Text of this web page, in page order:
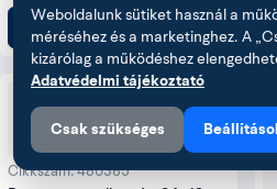
Kosárba
Cikkszám: 480385
Weboldalunk sütiket használ a
méréséhez és a marketinghez. A
kizárólag a működéshez
Adatvédelmi tájékoztató
Csak szükséges